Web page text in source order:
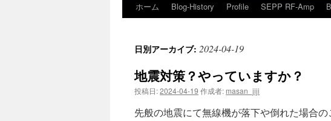
ホーム Blog-History Profile SEPP RF-Amp
日別アーカイブ: 2024-04-19
地震対策？やっていますか？
投稿日:2024-04-19 作成者: masan_jiji
先般の地震にて無線機が落下や倒れた場合